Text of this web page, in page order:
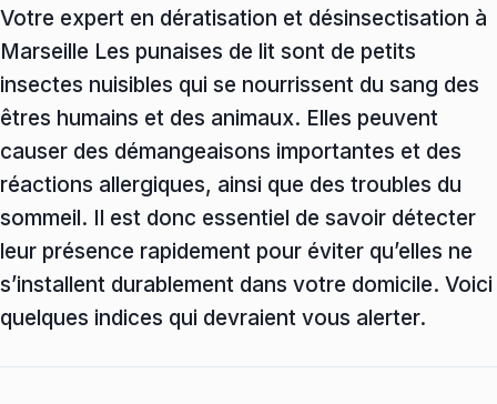
Votre expert en dératisation et désinsectisation à
Marseille Les punaises de lit sont de petits
insectes nuisibles qui se nourrissent du sang des
êtres humains et des animaux. Elles peuvent
causer des démangeaisons importantes et des
réactions allergiques, ainsi que des troubles du
sommeil. Il est donc essentiel de savoir détecter
leur présence rapidement pour éviter qu’elles ne
s’installent durablement dans votre domicile. Voici
quelques indices qui devraient vous alerter.